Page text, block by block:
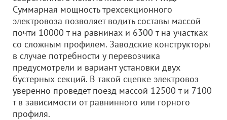
Суммарная мощность трехсекционного
электровоза позволяет водить составы массой
почти 10000 т на равнинах и 6300 т на участках
со сложным профилем. Заводские конструкторы
в случае потребности у перевозчика
предусмотрели и вариант установки двух
бустерных секций. В такой сцепке электровоз
уверенно проведёт поезд массой 12500 т и 7100
т в зависимости от равнинного или горного
профиля.